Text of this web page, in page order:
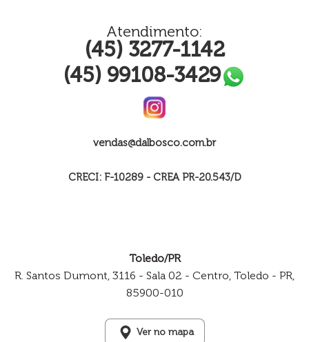
Atendimento:
(45) 3277-1142
(45) 99108-3429
vendas@dalbosco.com.br
CRECI: F-10289 - CREA PR-20.543/D
Toledo/PR
R. Santos Dumont, 3116 - Sala 02 - Centro, Toledo - PR,
85900-010
Ver no mapa